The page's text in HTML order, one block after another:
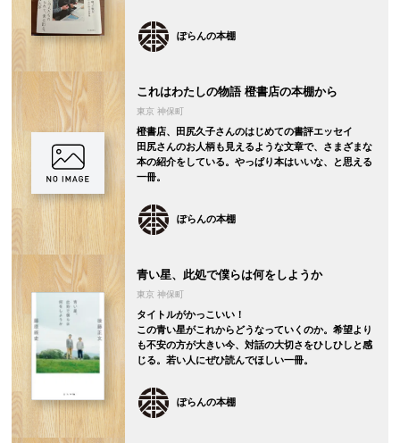
ぽらんの本棚
これはわたしの物語 橙書店の本棚から
東京 神保町
橙書店、田尻久子さんのはじめての書評エッセイ
田尻さんのお人柄も見えるような文章で、さまざまな
本の紹介をしている。やっぱり本はいいな、と思える
一冊。
ぽらんの本棚
青い星、此処で僕らは何をしようか
東京 神保町
タイトルがかっこいい！
この青い星がこれからどうなっていくのか。希望より
も不安の方が大きい今、対話の大切さをひしひしと感
じる。若い人にぜひ読んでほしい一冊。
ぽらんの本棚